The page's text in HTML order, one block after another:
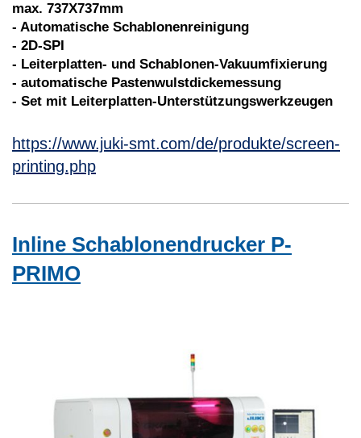
max. 737X737mm
- Automatische Schablonenreinigung
- 2D-SPI
- Leiterplatten- und Schablonen-Vakuumfixierung
- automatische Pastenwulstdickemessung
- Set mit Leiterplatten-Unterstützungswerkzeugen
https://www.juki-smt.com/de/produkte/screen-
printing.php
Inline Schablonendrucker P-
PRIMO